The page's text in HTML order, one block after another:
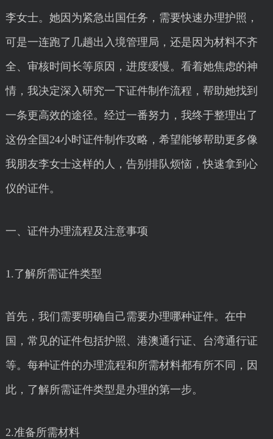
李女士。她因为紧急出国任务，需要快速办理护照，
可是一连跑了几趟出入境管理局，还是因为材料不齐
全、审核时间长等原因，进度缓慢。看着她焦虑的神
情，我决定深入研究一下证件制作流程，帮助她找到
一条更高效的途径。经过一番努力，我终于整理出了
这份全国24小时证件制作攻略，希望能够帮助更多像
我朋友李女士这样的人，告别排队烦恼，快速拿到心
仪的证件。
一、证件办理流程及注意事项
1.了解所需证件类型
首先，我们需要明确自己需要办理哪种证件。在中
国，常见的证件包括护照、港澳通行证、台湾通行证
等。每种证件的办理流程和所需材料都有所不同，因
此，了解所需证件类型是办理的第一步。
2.准备所需材料